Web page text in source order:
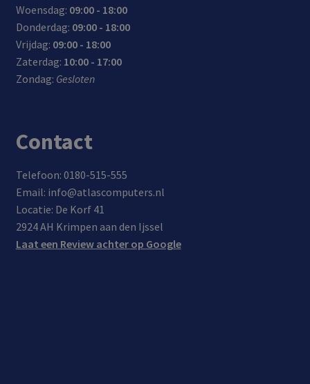
Woensdag: 09:00 - 18:00
Donderdag: 09:00 - 18:00
Vrijdag: 09:00 - 18:00
Zaterdag: 10:00 - 17:00
Zondag: Gesloten
Contact
Telefoon: 0180-515-555
Email: info@atlascomputers.nl
Locatie: De Korf 41
2924 AH Krimpen aan den Ijssel
Laat een Review achter op Google